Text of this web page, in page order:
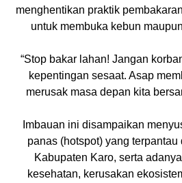
menghentikan praktik
untuk membuka kebun
“Stop bakar lahan! Jangan
kepentingan sesaat. Asap
merusak masa depan kita
Imbauan ini disampaikan
panas (hotspot) yang
Kabupaten Karo, serta
kesehatan, kerusakan